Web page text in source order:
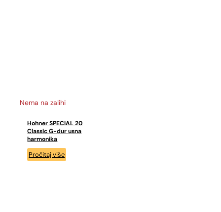
Nema na zalihi
Hohner SPECIAL 20
Classic G-dur usna
harmonika
Pročitaj više